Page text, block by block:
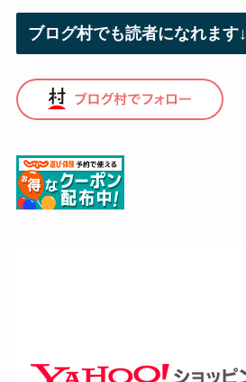
ブログ村でも読者になれます↓